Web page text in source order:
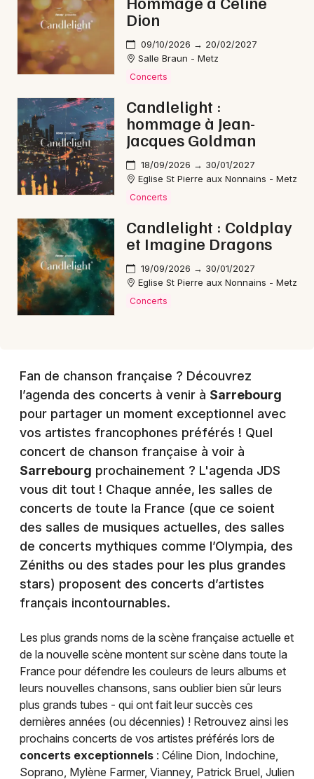
Actus à Sarrebourg
Magazine à Sarrebourg
Choisir mes départements
Mon email
Je m'abonne
Dion
09/10/2026 → 20/02/2027
Salle Braun - Metz
Concerts
Candlelight :
hommage à Jean-
Jacques Goldman
18/09/2026 → 30/01/2027
Eglise St Pierre aux Nonnains - Metz
Concerts
Candlelight : Coldplay
et Imagine Dragons
19/09/2026 → 30/01/2027
Eglise St Pierre aux Nonnains - Metz
Concerts
Fan de chanson française ? Découvrez
l’agenda des concerts à venir à Sarrebourg
pour partager un moment exceptionnel avec
vos artistes francophones préférés ! Quel
concert de chanson française à voir à
Sarrebourg prochainement ? L'agenda JDS
vous dit tout ! Chaque année, les salles de
concerts de toute la France (que ce soient
des salles de musiques actuelles, des salles
de concerts mythiques comme l’Olympia, des
Zéniths ou des stades pour les plus grandes
stars) proposent des concerts d’artistes
français incontournables.
Les plus grands noms de la scène française actuelle et
de la nouvelle scène montent sur scène dans toute la
France pour défendre les couleurs de leurs albums et
leurs nouvelles chansons, sans oublier bien sûr leurs
plus grands tubes - qui ont fait leur succès ces
dernières années (ou décennies) ! Retrouvez ainsi les
prochains concerts de vos artistes préférés lors de
concerts exceptionnels : Céline Dion, Indochine,
Soprano, Mylène Farmer, Vianney, Patrick Bruel, Julien